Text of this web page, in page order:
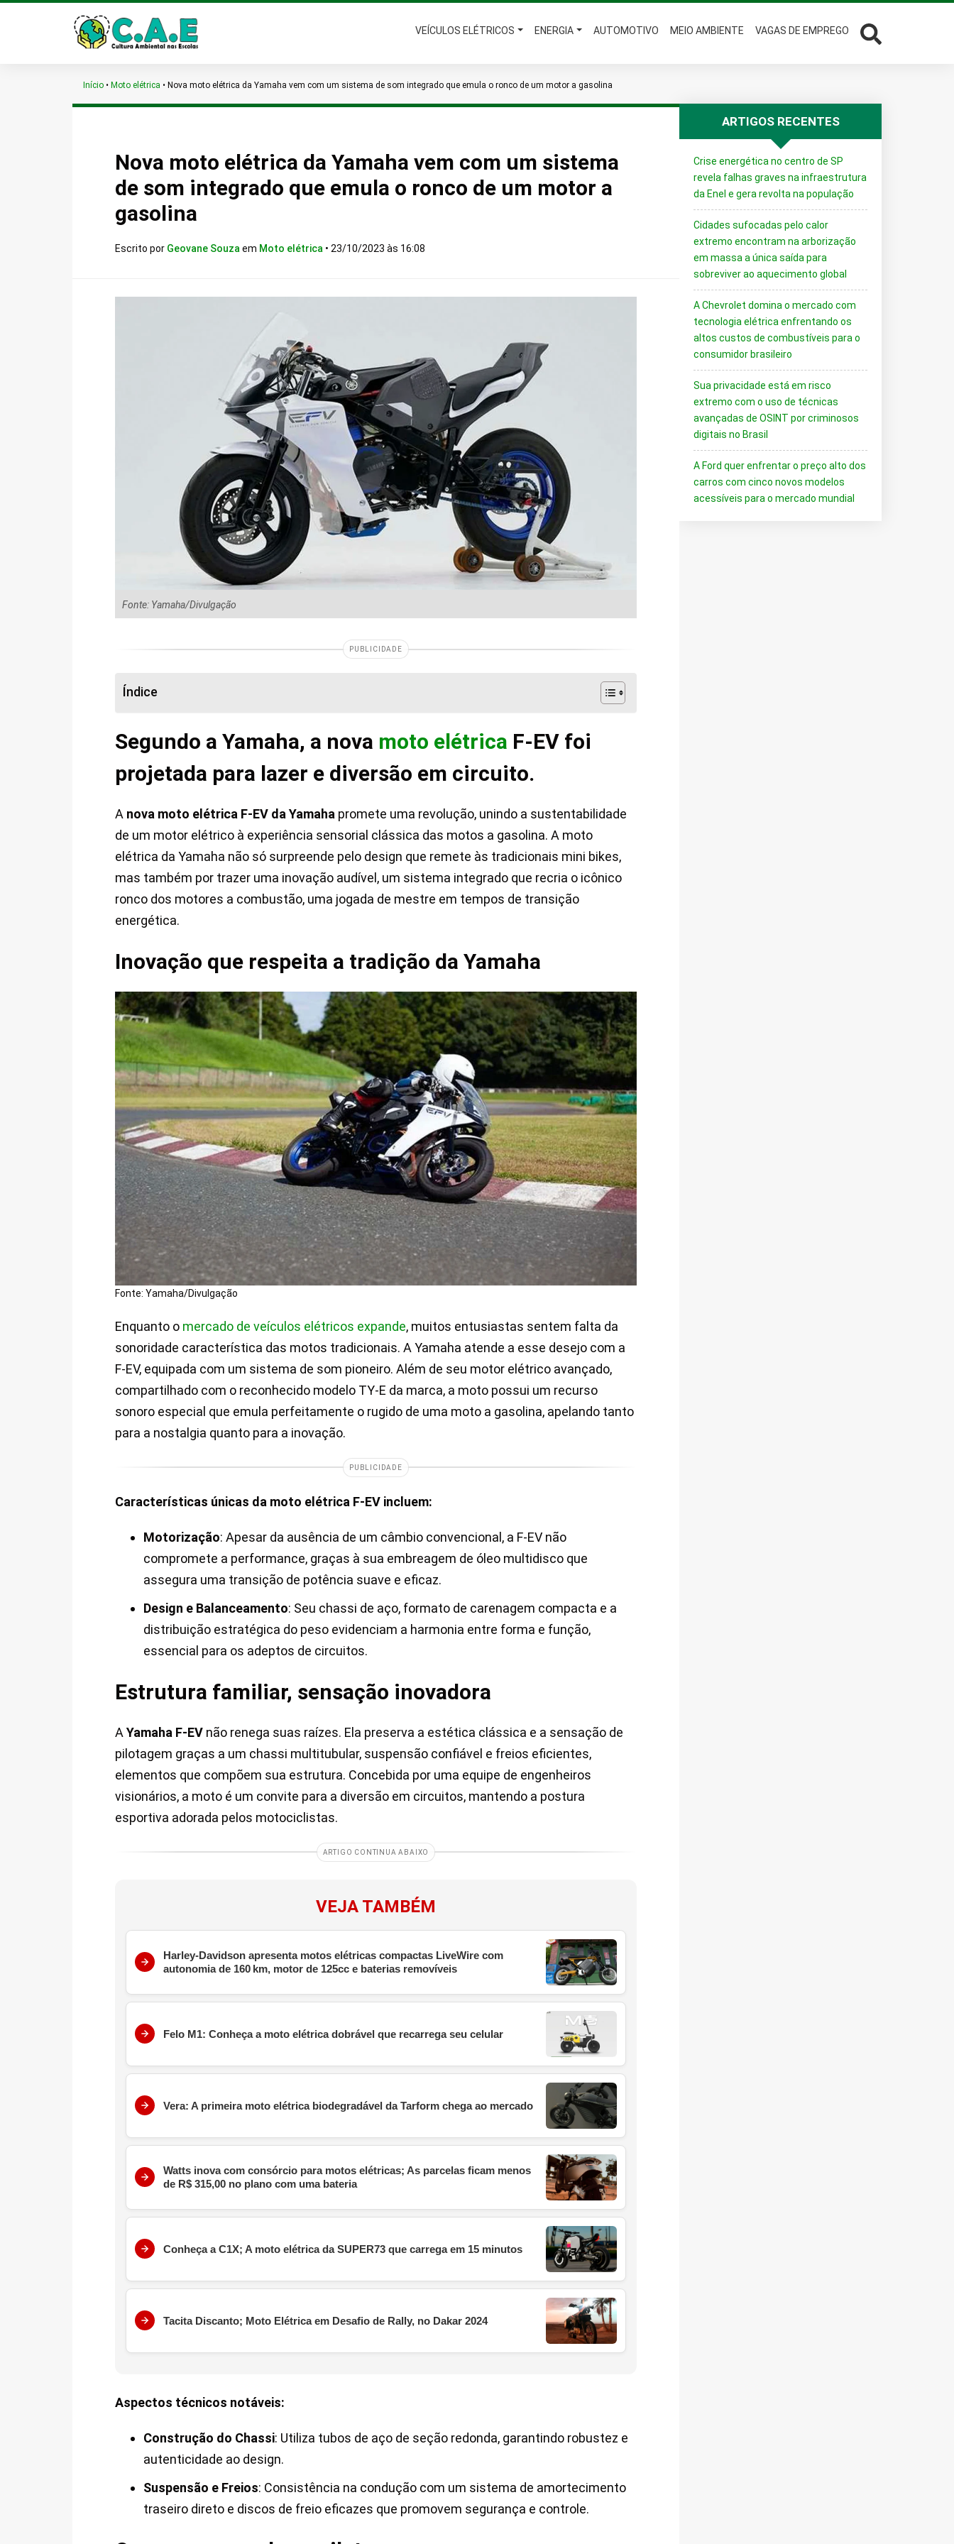
VEÍCULOS ELÉTRICOS ENERGIA AUTOMOTIVO MEIO AMBIENTE VAGAS DE EMPREGO
Início • Moto elétrica • Nova moto elétrica da Yamaha vem com um sistema de som integrado que emula o ronco de um motor a gasolina
Nova moto elétrica da Yamaha vem com um sistema
de som integrado que emula o ronco de um motor a
gasolina
Escrito por Geovane Souza em Moto elétrica • 23/10/2023 às 16:08
Fonte: Yamaha/Divulgação
PUBLICIDADE
Índice
Segundo a Yamaha, a nova moto elétrica F-EV foi
projetada para lazer e diversão em circuito.
A nova moto elétrica F-EV da Yamaha promete uma revolução, unindo a sustentabilidade
de um motor elétrico à experiência sensorial clássica das motos a gasolina. A moto
elétrica da Yamaha não só surpreende pelo design que remete às tradicionais mini bikes,
mas também por trazer uma inovação audível, um sistema integrado que recria o icônico
ronco dos motores a combustão, uma jogada de mestre em tempos de transição
energética.
Inovação que respeita a tradição da Yamaha
Fonte: Yamaha/Divulgação
Enquanto o mercado de veículos elétricos expande, muitos entusiastas sentem falta da
sonoridade característica das motos tradicionais. A Yamaha atende a esse desejo com a
F-EV, equipada com um sistema de som pioneiro. Além de seu motor elétrico avançado,
compartilhado com o reconhecido modelo TY-E da marca, a moto possui um recurso
sonoro especial que emula perfeitamente o rugido de uma moto a gasolina, apelando tanto
para a nostalgia quanto para a inovação.
PUBLICIDADE
Características únicas da moto elétrica F-EV incluem:
Motorização: Apesar da ausência de um câmbio convencional, a F-EV não
compromete a performance, graças à sua embreagem de óleo multidisco que
assegura uma transição de potência suave e eficaz.
Design e Balanceamento: Seu chassi de aço, formato de carenagem compacta e a
distribuição estratégica do peso evidenciam a harmonia entre forma e função,
essencial para os adeptos de circuitos.
Estrutura familiar, sensação inovadora
A Yamaha F-EV não renega suas raízes. Ela preserva a estética clássica e a sensação de
pilotagem graças a um chassi multitubular, suspensão confiável e freios eficientes,
elementos que compõem sua estrutura. Concebida por uma equipe de engenheiros
visionários, a moto é um convite para a diversão em circuitos, mantendo a postura
esportiva adorada pelos motociclistas.
ARTIGO CONTINUA ABAIXO
VEJA TAMBÉM
Harley-Davidson apresenta motos elétricas compactas LiveWire com
autonomia de 160 km, motor de 125cc e baterias removíveis
Felo M1: Conheça a moto elétrica dobrável que recarrega seu celular
Vera: A primeira moto elétrica biodegradável da Tarform chega ao mercado
Watts inova com consórcio para motos elétricas; As parcelas ficam menos
de R$ 315,00 no plano com uma bateria
Conheça a C1X; A moto elétrica da SUPER73 que carrega em 15 minutos
Tacita Discanto; Moto Elétrica em Desafio de Rally, no Dakar 2024
Aspectos técnicos notáveis:
Construção do Chassi: Utiliza tubos de aço de seção redonda, garantindo robustez e
autenticidade ao design.
Suspensão e Freios: Consistência na condução com um sistema de amortecimento
traseiro direto e discos de freio eficazes que promovem segurança e controle.
ARTIGOS RECENTES
Crise energética no centro de SP
revela falhas graves na infraestrutura
da Enel e gera revolta na população
Cidades sufocadas pelo calor
extremo encontram na arborização
em massa a única saída para
sobreviver ao aquecimento global
A Chevrolet domina o mercado com
tecnologia elétrica enfrentando os
altos custos de combustíveis para o
consumidor brasileiro
Sua privacidade está em risco
extremo com o uso de técnicas
avançadas de OSINT por criminosos
digitais no Brasil
A Ford quer enfrentar o preço alto dos
carros com cinco novos modelos
acessíveis para o mercado mundial